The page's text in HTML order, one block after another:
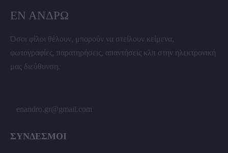
ΕΝ ΆΝΔΡΩ
Όσοι φίλοι θέλουν, μπορούν να στείλουν κείμενα,
φωτογραφίες, παρατηρήσεις, απαντήσεις κλπ στην ηλεκτρονική
μας διεύθυνση.
enandro.gr@gmail.com
ΣΥΝΔΕΣΜΟΙ